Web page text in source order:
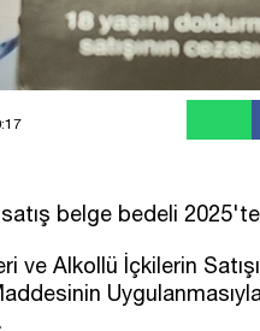
belge bedeli
ve Alkollü İçkilerin